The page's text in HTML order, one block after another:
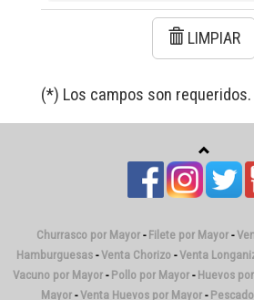
LIMPIAR
(*) Los campos son requeridos.
Churrasco por Mayor- Filete por Mayor-
Hamburguesas -Venta Chorizo -Venta
Vacuno por Mayor - Pollo por Mayor - Huevos
Mayor-Venta Huevos por Mayor-